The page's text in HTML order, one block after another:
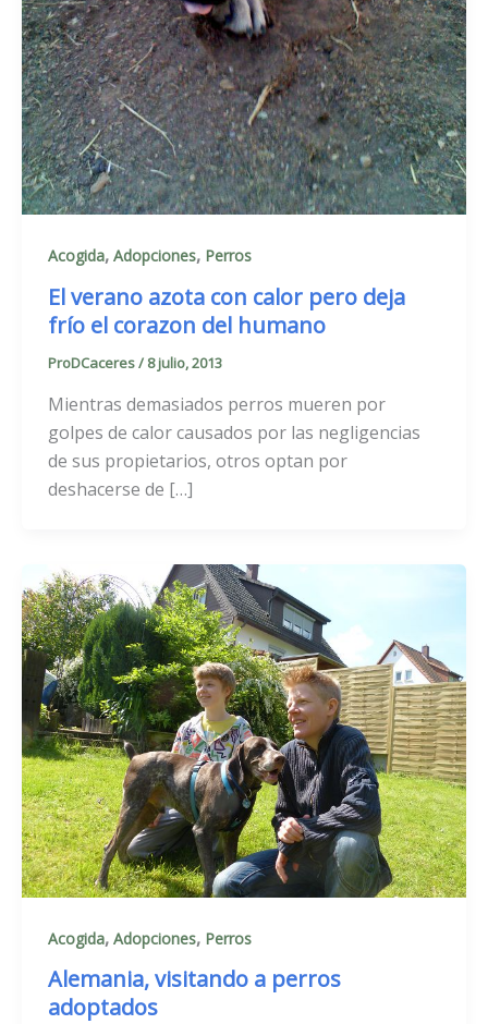
Acogida, Adopciones, Perros
El verano azota con calor pero deja
frío el corazon del humano
ProDCaceres/ 8 julio, 2013
Mientras demasiados perros mueren por
golpes de calor causados por las negligencias
de sus propietarios, otros optan por
deshacerse de […]
Acogida, Adopciones, Perros
Alemania, visitando a perros
adoptados